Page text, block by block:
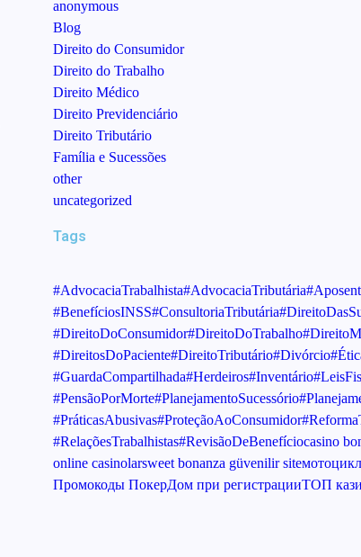
anonymous
Blog
Direito do Consumidor
Direito do Trabalho
Direito Médico
Direito Previdenciário
Direito Tributário
Família e Sucessões
other
uncategorized
Tags
#AdvocaciaTrabalhista#AdvocaciaTributária
#BenefíciosINSS#ConsultoriaTributária
#DireitoDoConsumidor#DireitoDoTrabalho
#DireitosDoPaciente#DireitoTributário#Divórcio
#GuardaCompartilhada#Herdeiros#Inventário
#PensãoPorMorte#PlanejamentoSucessório
#PráticasAbusivas#ProteçãoAoConsumidor
#RelaçõesTrabalhistas#RevisãoDeBenefíciocasino
online casinolarsweet bonanza güvenilir siteмотоцикл
Промокоды ПокерДом при регистрацииТОП